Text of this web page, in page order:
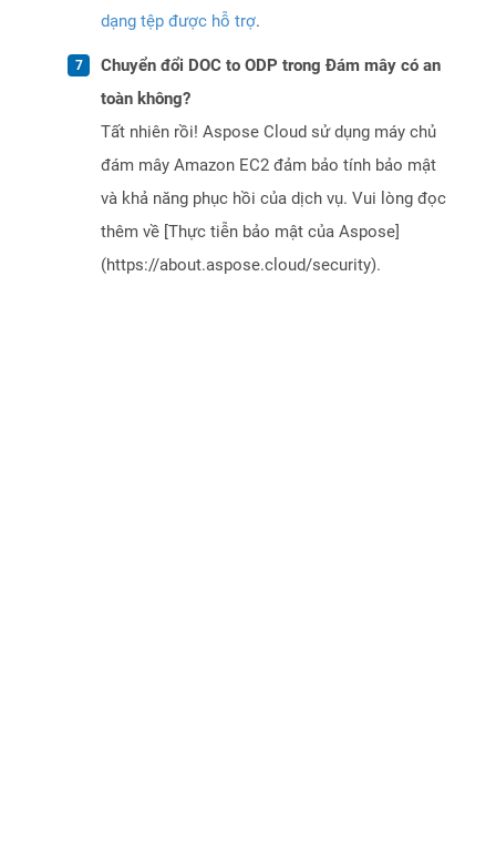
dạng tệp được hỗ trợ.
Chuyển đổi DOC to ODP trong Đám mây có an
toàn không?
Tất nhiên rồi! Aspose Cloud sử dụng máy chủ
đám mây Amazon EC2 đảm bảo tính bảo mật
và khả năng phục hồi của dịch vụ. Vui lòng đọc
thêm về [Thực tiễn bảo mật của Aspose]
(https://about.aspose.cloud/security).